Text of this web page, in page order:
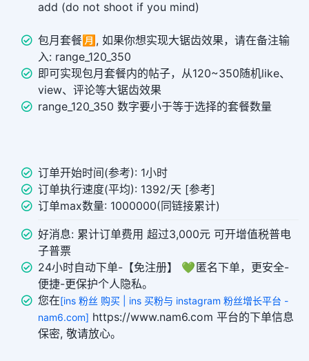
add (do not shoot if you mind)
包月套餐🈷️, 如果你想实现大锯齿效果，请在备注输
入: range_120_350
即可实现包月套餐内的帖子，从120~350随机like、
view、评论等大锯齿效果
range_120_350 数字要小于等于选择的套餐数量
订单开始时间(参考): 1小时
订单执行速度(平均): 1392/天 [参考]
订单max数量: 1000000(同链接累计)
好消息: 累计订单费用 超过3,000元 可开增值税普电
子普票
24小时自动下单-【免注册】 💚 匿名下单，更安全-
便捷-更保护个人隐私。
您在[ins 粉丝 购买 | ins 买粉与 instagram 粉丝增长平台 -
nam6.com] https://www.nam6.com 平台的下单信息
保密, 敬请放心。